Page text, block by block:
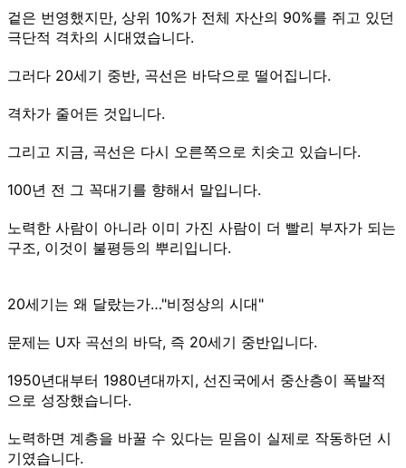
겉은 번영했지만, 상위 10%가 전체 자산의 90%를 쥐고 있던
극단적 격차의 시대였습니다.
그러다 20세기 중반, 곡선은 바닥으로 떨어집니다.
격차가 줄어든 것입니다.
그리고 지금, 곡선은 다시 오른쪽으로 치솟고 있습니다.
100년 전 그 꼭대기를 향해서 말입니다.
노력한 사람이 아니라 이미 가진 사람이 더 빨리 부자가 되는
구조, 이것이 불평등의 뿌리입니다.
20세기는 왜 달랐는가…"비정상의 시대"
문제는 U자 곡선의 바닥, 즉 20세기 중반입니다.
1950년대부터 1980년대까지, 선진국에서 중산층이 폭발적
으로 성장했습니다.
노력하면 계층을 바꿀 수 있다는 믿음이 실제로 작동하던 시
기였습니다.